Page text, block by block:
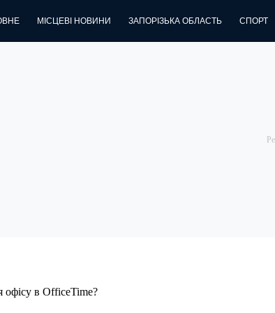
МІСЦЕВІ НОВИНИ ЗАПОРІЗЬКА ОБЛАСТЬ СПОРТ
офісу в OfficeTime?